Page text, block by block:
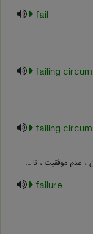
fail
failing
failing
، عدم موفقیت ، نا ...
failure